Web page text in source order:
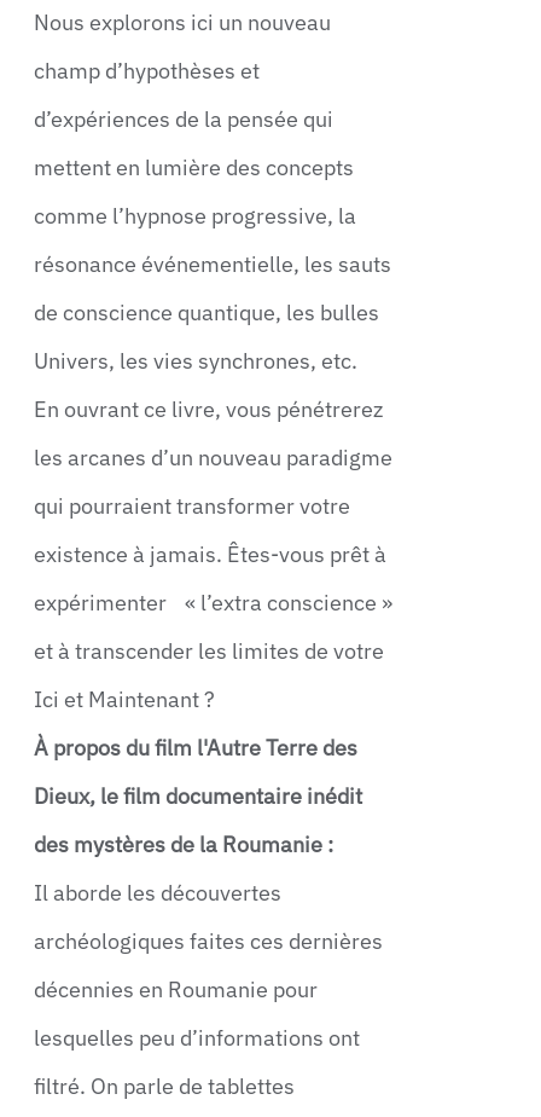
Nous explorons ici un nouveau
champ d’hypothèses et
d’expériences de la pensée qui
mettent en lumière des concepts
comme l’hypnose progressive, la
résonance événementielle, les sauts
de conscience quantique, les bulles
Univers, les vies synchrones, etc.
En ouvrant ce livre, vous pénétrerez
les arcanes d’un nouveau paradigme
qui pourraient transformer votre
existence à jamais. Êtes-vous prêt à
expérimenter « l’extra conscience »
et à transcender les limites de votre
Ici et Maintenant ?
À propos du film l'Autre Terre des
Dieux, le film documentaire inédit
des mystères de la Roumanie :
Il aborde les découvertes
archéologiques faites ces dernières
décennies en Roumanie pour
lesquelles peu d’informations ont
filtré. On parle de tablettes